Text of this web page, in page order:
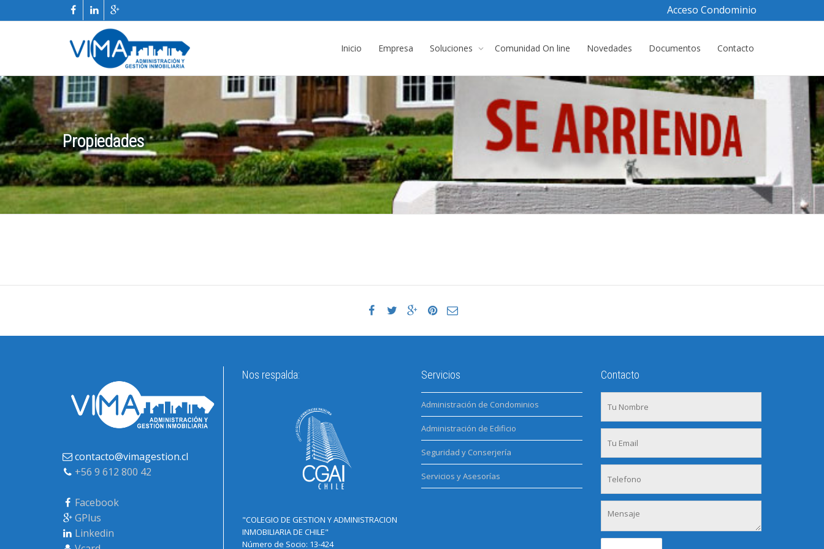
Acceso Condominio
Inicio Empresa Soluciones Comunidad On line Novedades Documentos Contacto
Propiedades
contacto@vimagestion.cl
+56 9 612 800 42
Facebook
GPlus
Linkedin
Nos respalda:
"COLEGIO DE GESTION Y ADMINISTRACION
INMOBILIARIA DE CHILE"
Número de Socio: 13-424
Servicios
Administración de Condominios
Administración de Edificio
Seguridad y Conserjería
Servicios y Asesorías
Contacto